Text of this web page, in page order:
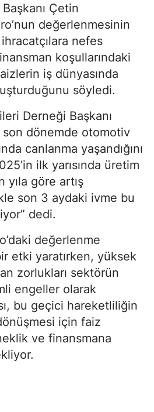
Çetin
değerlenmesinin
nefes
koşullarındaki
iş dünyasında
söyledi.
Derneği Başkanı
dönemde otomotiv
canlanma yaşandığını
ilk yarısında üretim
göre artış
son 3 aydaki ivme bu
dedi.
değerlenme
etki yaratırken, yüksek
zorlukları sektörün
engeller olarak
bu geçici hareketliliğin
için faiz
ve finansmana